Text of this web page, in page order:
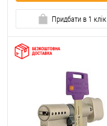
Придбати в 1 клік